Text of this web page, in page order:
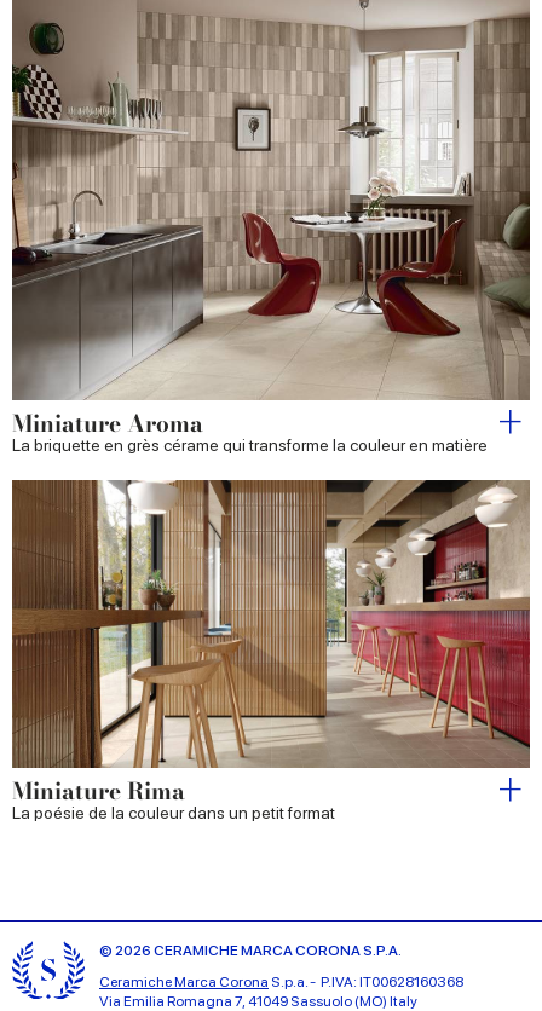
Miniature Aroma
La briquette en grès cérame qui transforme la couleur en matière
Miniature Rima
La poésie de la couleur dans un petit format
© 2026 CERAMICHE MARCA CORONA S.P.A.
Ceramiche Marca Corona S.p.a. - P.IVA: IT00628160368
Via Emilia Romagna 7, 41049 Sassuolo (MO) Italy